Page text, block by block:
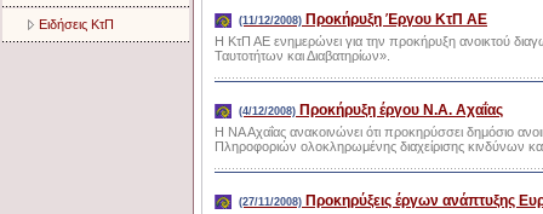
Ειδήσεις ΚτΠ (11/12/2008) Προκήρυξη Έργου ΚτΠ ΑΕ
Η ΚτΠ ΑΕ ενημερώνει για την προκήρυξη ανοικτού
Ταυτοτήτων και Διαβατηρίων».
(4/12/2008) Προκήρυξη έργου Ν.Α. Αχαΐας
Η ΝΑ Αχαΐας ανακοινώνει ότι προκηρύσσει δημόσιο
Πληροφοριών ολοκληρωμένης διαχείρισης κινδύνων
(27/11/2008) Προκηρύξεις έργων ανάπτυξης